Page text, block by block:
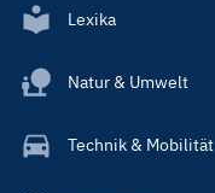
Lexika
Natur & Umwelt
Technik & Mobilität